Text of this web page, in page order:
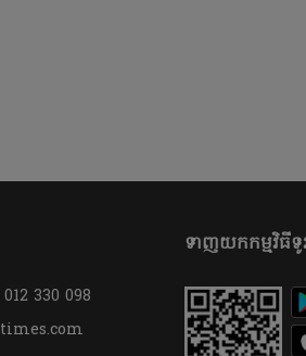
330 098
ទាញយកកម្មវិធីទូ